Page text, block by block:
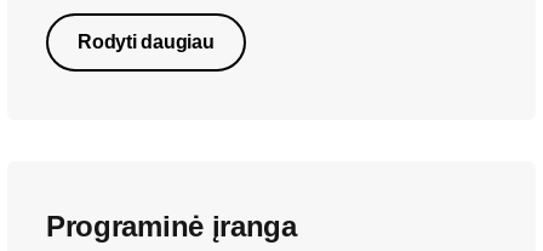
Rodyti daugiau
Programinė įranga